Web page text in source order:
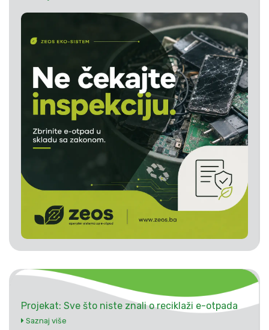
Projekat: Sve što niste znali o reciklaži e-otpada
Saznaj više